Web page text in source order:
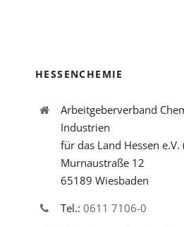
HESSENCHEMIE
Arbeitgeberverband
Industrien
für das Land Hessen e.V.
Murnaustraße 12
65189 Wiesbaden
Tel.: 0611 7106-0